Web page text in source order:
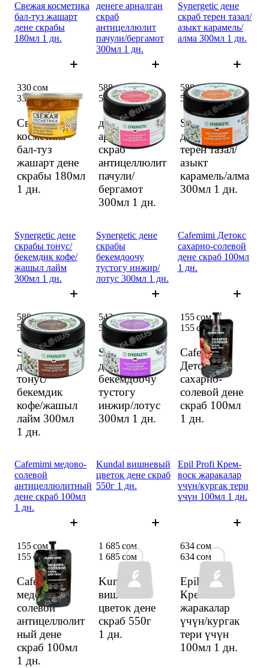
Свежая косметика
бал-туз жашарт
дене скрабы
180мл 1 дн.
Свежая
косметика
бал-туз
жашарт дене
скрабы 180мл
1 дн.
330 сом
330 сом
денеге арналган
скраб
антицеллюлит
пачули/бергамот
300мл 1 дн.
денеге
арналган
скраб
антицеллюлит
пачули/
бергамот
300мл 1 дн.
588 сом
588 сом
Synergetic дене
скраб терен тазал/
азыкт карамель/
алма 300мл 1 дн.
Synergetic
дене скраб
терен тазал/
азыкт
карамель/алма
300мл 1 дн.
588 сом
588 сом
Synergetic дене
скрабы тонус/
бекемдик кофе/
жашыл лайм
300мл 1 дн.
Synergetic
дене скрабы
тонус/
бекемдик
кофе/жашыл
лайм 300мл
1 дн.
588 сом
588 сом
Synergetic дене
скрабы
бекемдоочу
тустогу инжир/
лотус 300мл 1 дн.
Synergetic
дене скрабы
бекемдоочу
тустогу
инжир/лотус
300мл 1 дн.
542 сом
542 сом
Cafemimi Детокс
сахарно-солевой
дене скраб 100мл
1 дн.
Cafemimi
Детокс
сахарно-
солевой дене
скраб 100мл
1 дн.
155 сом
155 сом
Cafemimi медово-
солевой
антицеллюлитный
дене скраб 100мл
1 дн.
Cafemimi
медово-
солевой
антицеллюлит
ный дене
скраб 100мл
1 дн.
155 сом
155 сом
Kundal вишневый
цветок дене скраб
550г 1 дн.
Kundal
вишневый
цветок дене
скраб 550г
1 дн.
1 685 сом
1 685 сом
Epil Profi Крем-
воск жаракалар
үчүн/кургак тери
үчүн 100мл 1 дн.
Epil Profi
Крем-воск
жаракалар
үчүн/кургак
тери үчүн
100мл 1 дн.
634 сом
634 сом